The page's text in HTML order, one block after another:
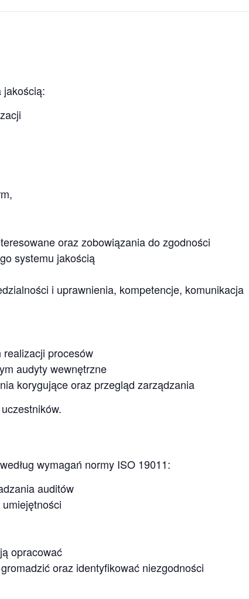
jakością:
oraz zobowiązania do zgodności
systemu jakością
i uprawnienia, kompetencje, komunikacja
procesów
audyty wewnętrzne
korygujące oraz przegląd zarządzania
wymagań normy ISO 19011:
auditów
opracować
oraz identyfikować niezgodności